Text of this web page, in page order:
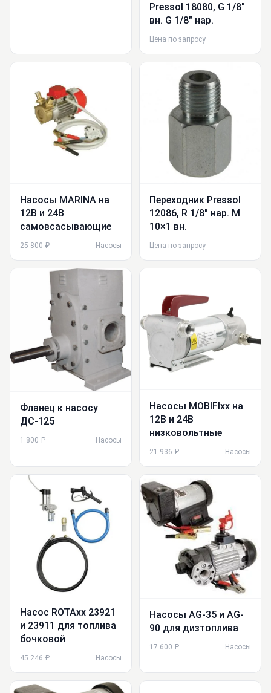
Pressol 18080, G 1/8″
вн. G 1/8″ нар.
Цена по запросу
Насосы MARINA на
12В и 24В
самовсасывающие
25 800 ₽ Насосы
Переходник Pressol
12086, R 1/8″ нар. M
10×1 вн.
Цена по запросу
Фланец к насосу
ДС-125
1 800 ₽ Насосы
Насосы MOBIFIxx на
12В и 24В
низковольтные
21 936 ₽ Насосы
Насос ROTAxx 23921
и 23911 для топлива
бочковой
45 246 ₽ Насосы
Насосы AG-35 и AG-
90 для дизтоплива
17 600 ₽ Насосы